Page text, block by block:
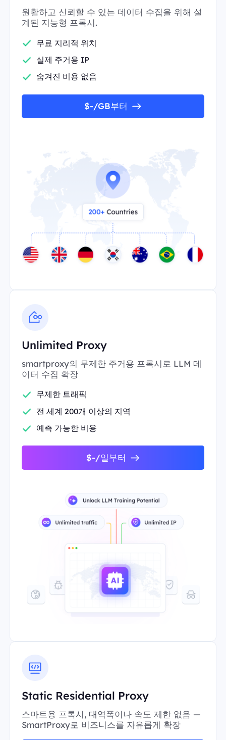
원활하고 신뢰할 수 있는 데이터 수집을 위해 설
계된 지능형 프록시.
무료 지리적 위치
실제 주거용 IP
숨겨진 비용 없음
$-/GB부터
Unlimited Proxy
smartproxy의 무제한 주거용 프록시로 LLM 데
이터 수집 확장
무제한 트래픽
전 세계 200개 이상의 지역
예측 가능한 비용
$-/일부터
Static Residential Proxy
스마트용 프록시, 대역폭이나 속도 제한 없음 —
SmartProxy로 비즈니스를 자유롭게 확장